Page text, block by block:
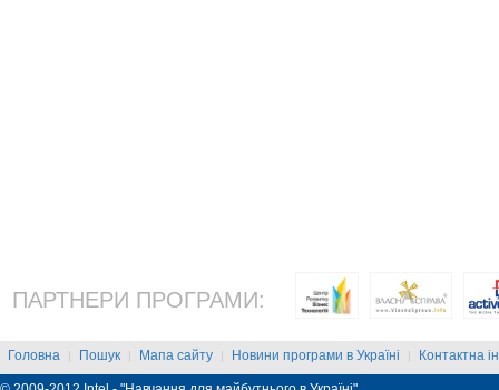
ПАРТНЕРИ ПРОГРАМИ:
Головна | Пошук | Мапа сайту | Новини програми в Україні | Контактна